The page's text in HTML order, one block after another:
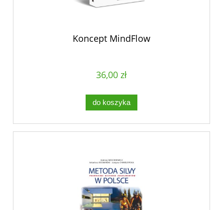
Koncept MindFlow
36,00 zł
do koszyka